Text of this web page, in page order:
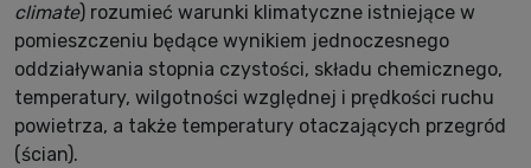
climate) rozumieć warunki klimatyczne istniejące w
pomieszczeniu będące wynikiem jednoczesnego
oddziaływania stopnia czystości, składu chemicznego,
temperatury, wilgotności względnej i prędkości ruchu
powietrza, a także temperatury otaczających przegród
(ścian).